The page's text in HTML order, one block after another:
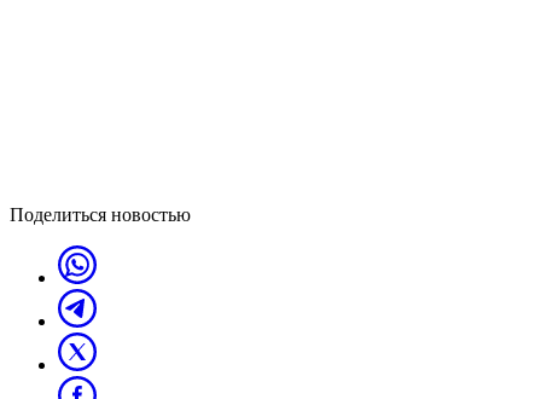
Поделиться новостью